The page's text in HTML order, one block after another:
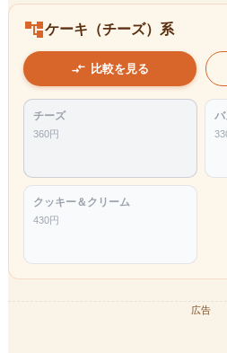
account_treeケーキ（チーズ）系
compare_arrows 比較を見る
チーズ
360円
バ
クッキー＆クリーム
430円
広告